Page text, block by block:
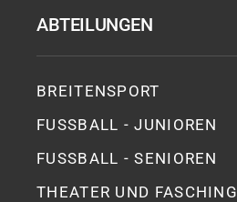
ABTEILUNGEN
BREITENSPORT
FUSSBALL - JUNIOREN
FUSSBALL - SENIOREN
THEATER UND FASCHING